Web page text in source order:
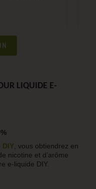
LIQUIDE E-
DIY, vous obtiendrez en
nicotine et d’arôme
e-liquide DIY.